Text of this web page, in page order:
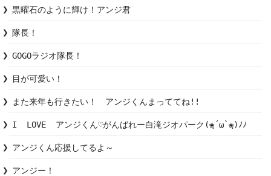
黒曜石のように輝け！アンジ君
隊長！
GOGOラジオ隊長！
目が可愛い！
また来年も行きたい！　アンジくんまっててね!!
I  LOVE  アンジくん♡がんばれー白滝ジオパーク(❀ฺ´ω`❀ฺ)ﾉﾉ
アンジくん応援してるよ～
アンジー！